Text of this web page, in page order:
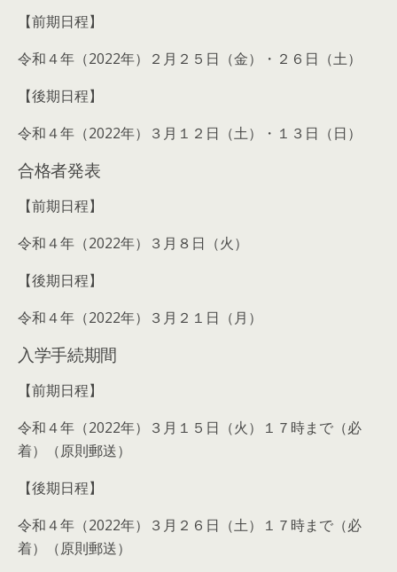
【前期日程】
令和４年（2022年）２月２５日（金）・２６日（土）
【後期日程】
令和４年（2022年）３月１２日（土）・１３日（日）
合格者発表
【前期日程】
令和４年（2022年）３月８日（火）
【後期日程】
令和４年（2022年）３月２１日（月）
入学手続期間
【前期日程】
令和４年（2022年）３月１５日（火）１７時まで（必
着）（原則郵送）
【後期日程】
令和４年（2022年）３月２６日（土）１７時まで（必
着）（原則郵送）